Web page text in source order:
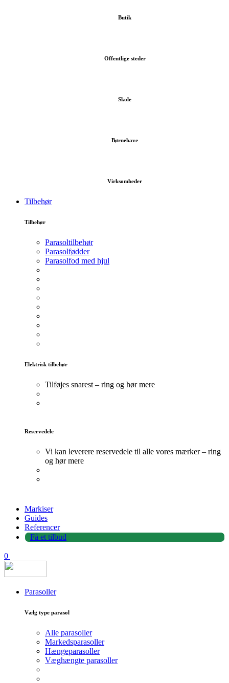
Butik
Offentlige steder
Skole
Børnehave
Virksomheder
Tilbehør
Tilbehør
Parasoltilbehør
Parasolfødder
Parasolfod med hjul
Elektrisk tilbehør
Tilføjes snarest – ring og hør mere
Reservedele
Vi kan leverere reservedele til alle vores mærker – ring
og hør mere
Markiser
Guides
Referencer
Få et tilbud
0
Parasoller
Vælg type parasol
Alle parasoller
Markedsparasoller
Hængeparasoller
Væghængte parasoller